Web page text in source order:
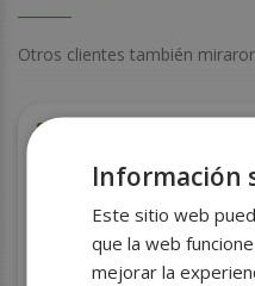
Otros clientes también
Información
Este sitio web
que la web
mejorar la